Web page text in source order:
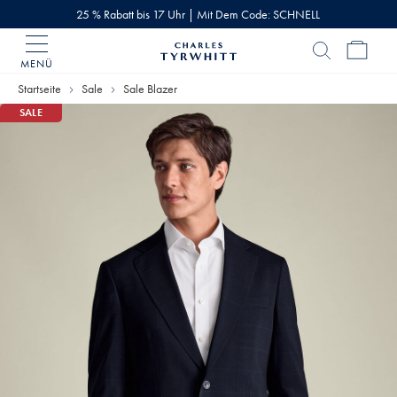
25 % Rabatt bis 17 Uhr | Mit Dem Code: SCHNELL
MENÜ
Home
Startseite Sale Sale Blazer
SALE